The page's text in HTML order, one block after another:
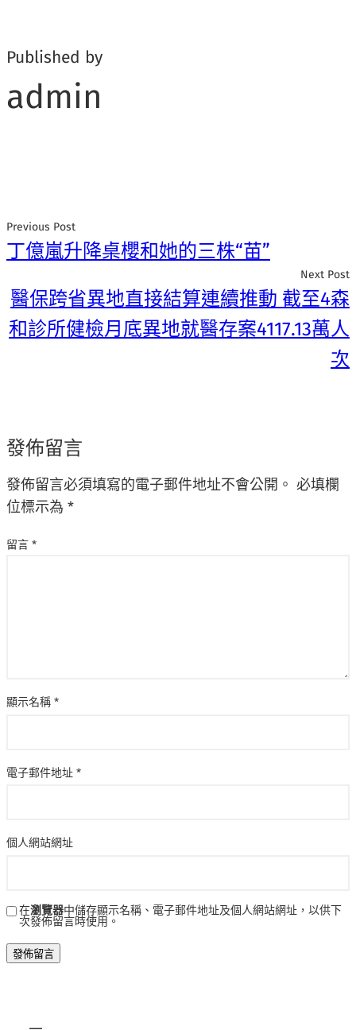
Published by
admin
Previous Post
丁億嵐升降桌櫻和她的三株“苗”
Next Post
醫保跨省異地直接結算連續推動 截至4森
和診所健檢月底異地就醫存案4117.13萬人
次
發佈留言
發佈留言必須填寫的電子郵件地址不會公開。 必填欄
位標示為 *
留言 *
顯示名稱 *
電子郵件地址 *
個人網站網址
在瀏覽器中儲存顯示名稱、電子郵件地址及個人網站網址，以供下
次發佈留言時使用。